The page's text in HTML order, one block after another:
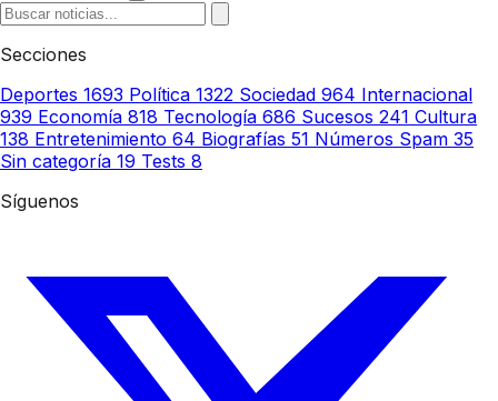
Secciones
Deportes 1693 Política 1322 Sociedad 964 Internacional
939 Economía 818 Tecnología 686 Sucesos 241 Cultura
138 Entretenimiento 64 Biografías 51 Números Spam 35
Sin categoría 19 Tests 8
Síguenos